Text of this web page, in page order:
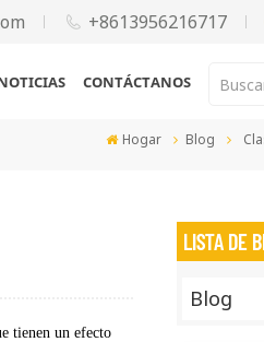
+8613956216717
CONTÁCTANOS
Hogar Blog
LISTA DE
Blog
tienen un efecto